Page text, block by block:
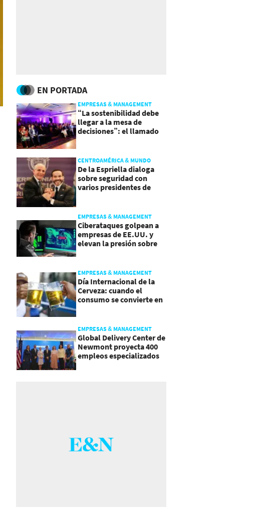
EN PORTADA
EMPRESAS & MANAGEMENT
“La sostenibilidad debe
llegar a la mesa de
decisiones”: el llamado
CENTROAMÉRICA & MUNDO
De la Espriella dialoga
sobre seguridad con
varios presidentes de
EMPRESAS & MANAGEMENT
Ciberataques golpean a
empresas de EE.UU. y
elevan la presión sobre
EMPRESAS & MANAGEMENT
Día Internacional de la
Cerveza: cuando el
consumo se convierte en
EMPRESAS & MANAGEMENT
Global Delivery Center de
Newmont proyecta 400
empleos especializados